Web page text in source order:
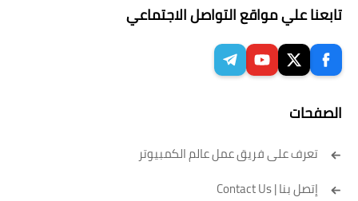
تابعنا علي مواقع التواصل الاجتماعي
الصفحات
تعرف على فريق عمل عالم الكمبيوتر
إتصل بنا | Contact Us